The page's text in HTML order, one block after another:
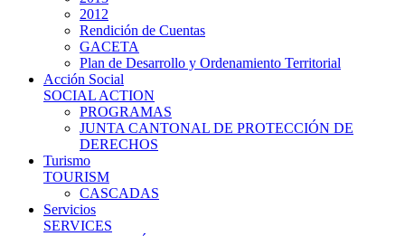
2012
Rendición de Cuentas
GACETA
Plan de Desarrollo y Ordenamiento Territorial
Acción Social
SOCIAL ACTION
PROGRAMAS
JUNTA CANTONAL DE PROTECCIÓN DE
DERECHOS
Turismo
TOURISM
CASCADAS
Servicios
SERVICES